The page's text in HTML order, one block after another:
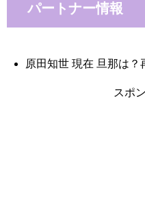
パートナー情報
原田知世 現在 旦那は？
スポ